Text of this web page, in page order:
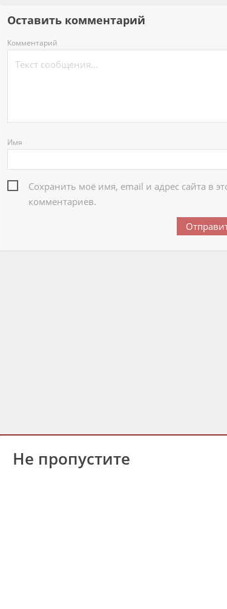
Оставить комментарий
Комментарий
Имя
Сохранить моё имя, email и адрес сайта в
комментариев.
Не пропустите